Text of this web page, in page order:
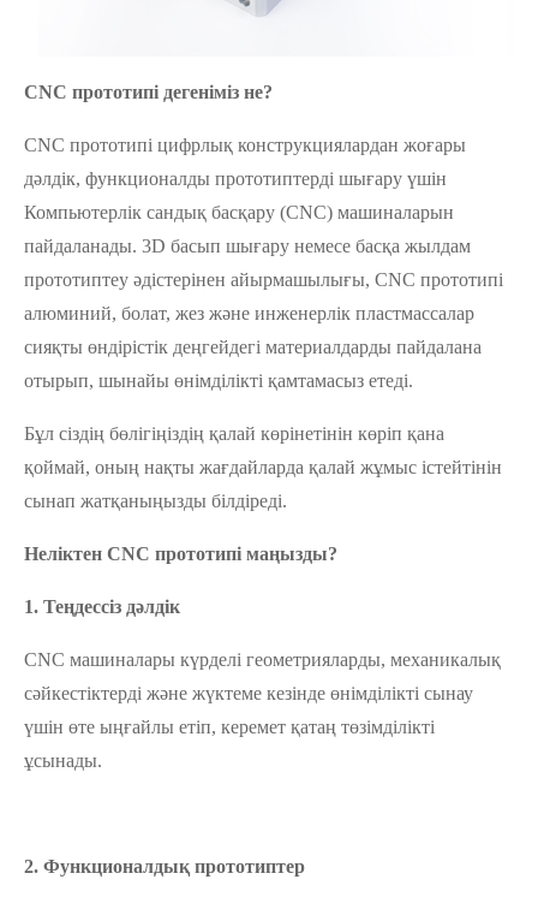
CNC прототипі дегеніміз не?
CNC прототипі цифрлық конструкциялардан жоғары
дәлдік, функционалды прототиптерді шығару үшін
Компьютерлік сандық басқару (CNC) машиналарын
пайдаланады. 3D басып шығару немесе басқа жылдам
прототиптеу әдістерінен айырмашылығы, CNC прототипі
алюминий, болат, жез және инженерлік пластмассалар
сияқты өндірістік деңгейдегі материалдарды пайдалана
отырып, шынайы өнімділікті қамтамасыз етеді.
Бұл сіздің бөлігіңіздің қалай көрінетінін көріп қана
қоймай, оның нақты жағдайларда қалай жұмыс істейтінін
сынап жатқаныңызды білдіреді.
Неліктен CNC прототипі маңызды?
1. Теңдессіз дәлдік
CNC машиналары күрделі геометрияларды, механикалық
сәйкестіктерді және жүктеме кезінде өнімділікті сынау
үшін өте ыңғайлы етіп, керемет қатаң төзімділікті
ұсынады.
2. Функционалдық прототиптер